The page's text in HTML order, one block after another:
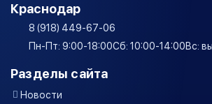
Краснодар
8 (918) 449-67-06
Пн-Пт: 9:00-18:00Сб: 10:00-14:00Вс:
Разделы сайта
Новости